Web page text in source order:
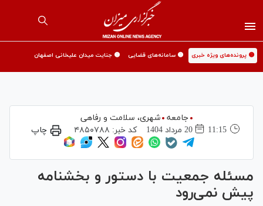
🟡 پرونده‌های ویژه خبری 🟡 سامانه‌های قضایی 🟡 جنایت میدان علیخانی اصفهان
جامعه
شهری،‌ سلامت و رفاهی
11:15
20 مرداد 1404 کد خبر: ۴۸۵۰۷۸۸ چاپ
مسئله جمعیت با دستور و بخشنامه
پیش نمی‌رود